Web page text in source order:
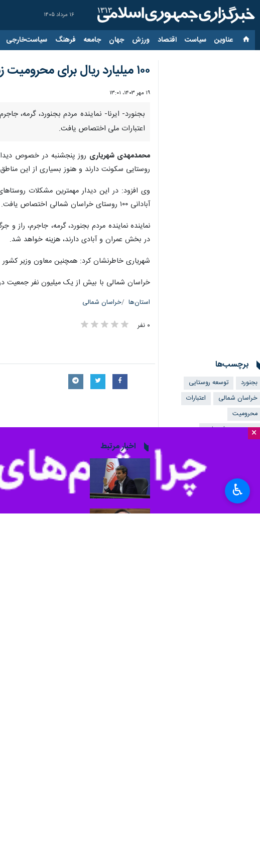
۱۶ مرداد ۱۴۰۵
عناوین‌ سیاست اقتصاد ورزش جهان جامعه فرهنگ سیاست‌خارجی
×
۱۰۰ میلیارد ریال برای محرومیت زدایی از روستاهای خراسان‌شمالی اختصاص یافت
۱۹ مهر ۱۴۰۳، ۱۳:۰۱
اعتبارات ملی اختصاص یافت.
محمدمهدی شهریاری
روستایی سکونت دارند و هنوز بسیاری از این
آبادانی ۱۰۰ روستای خراسان شمالی اختصاص یافت.
نماینده نماینده مردم بجنورد، گرمه، جاجرم،
در بخش عمران و آبادی دارند، هزینه خواهد شد.
شهریاری خاطرنشان کرد: همچنین معاون وزیر کشور با اختصاص ۶ هزار میلیارد ریال اوراق مشارکت به شهرداری بجنورد موافقت کرد که باید
خراسان شمالی با بیش از یک میلیون نفر جمعیت در شمال شرق کشور واقع است و ۴۴
استان‌ها خراسان شمالی
۰ نفر
برچسب‌ها
بجنورد
توسعه روستایی
خراسان شمالی
اعتبارات
محرومیت
محمدمهدی شهریاری
اخبار مرتبط
نماینده مردم بجنورد، مانه،
توسعه خراسان شمالی نیازمند
بجنورد-ایرنا- نماینده مردم
نماینده مردم بجنورد، راز و
♿︎